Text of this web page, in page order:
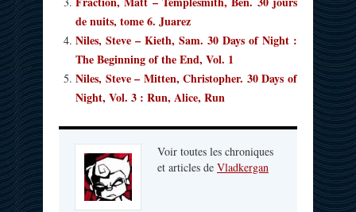
de nuits, tome 6. Juarez
Niles, Steve – Kieth, Sam. 30 Days of Night :
The Beginning of the End, Vol. 1
Niles, Steve – Mitten, Christopher. 30 Days of
Night, Vol. 3 : Run, Alice, Run
Voir toutes les chroniques
et articles de Vladkergan